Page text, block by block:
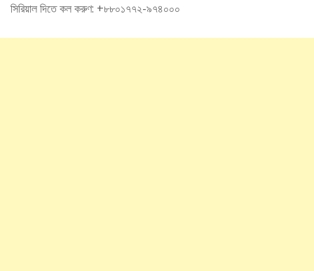
সিরিয়াল দিতে কল করুণ: +৮৮০১৭৭২-৯৭৪০০০